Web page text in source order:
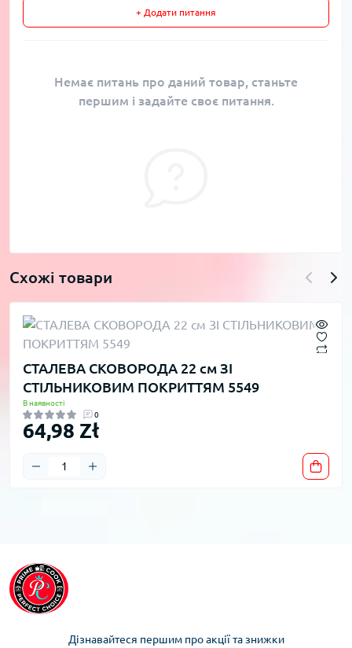
+ Додати питання
Немає питань про даний товар, станьте
першим і задайте своє питання.
Схожі товари
СТАЛЕВА СКОВОРОДА 22 см ЗІ
СТІЛЬНИКОВИМ ПОКРИТТЯМ 5549
В наявності
0
64,98 Zł
Дізнавайтеся першим про акції та знижки